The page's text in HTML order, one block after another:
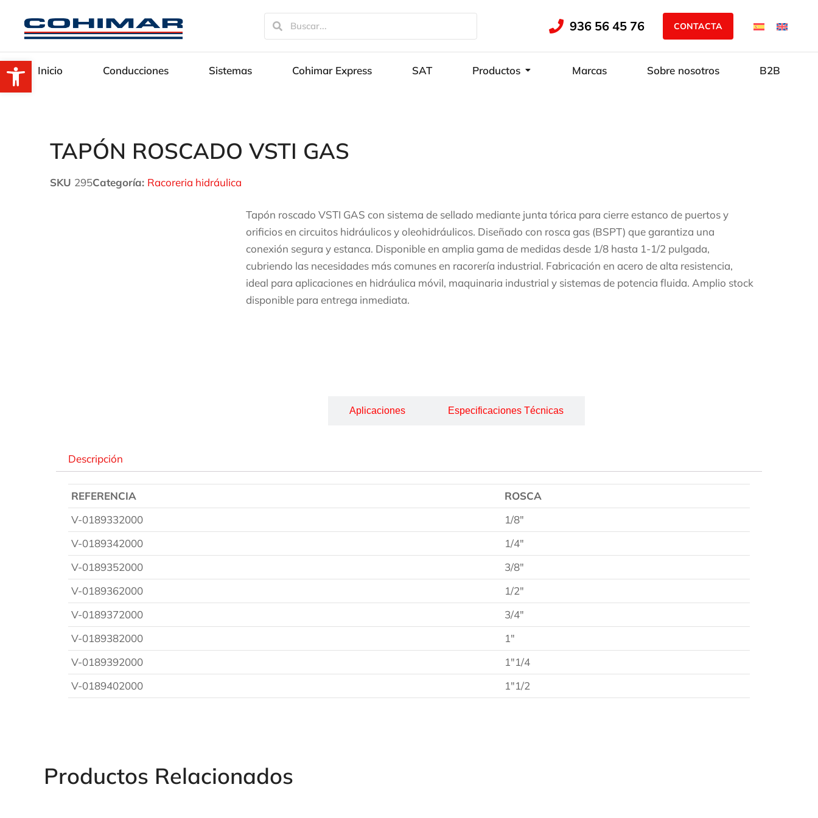
936 56 45 76 CONTACTA
Inicio Conducciones Sistemas Cohimar Express SAT Productos Marcas Sobre nosotros B2B
TAPÓN ROSCADO VSTI GAS
SKU 295Categoría: Racoreria hidráulica
Tapón roscado VSTI GAS con sistema de sellado mediante junta tórica para cierre estanco de puertos y
orificios en circuitos hidráulicos y oleohidráulicos. Diseñado con rosca gas (BSPT) que garantiza una
conexión segura y estanca. Disponible en amplia gama de medidas desde 1/8 hasta 1-1/2 pulgada,
cubriendo las necesidades más comunes en racorería industrial. Fabricación en acero de alta resistencia,
ideal para aplicaciones en hidráulica móvil, maquinaria industrial y sistemas de potencia fluida. Amplio stock
disponible para entrega inmediata.
Aplicaciones Especificaciones Técnicas
Descripción
REFERENCIA
ROSCA
V-0189332000
1/8″
V-0189342000
1/4″
V-0189352000
3/8″
V-0189362000
1/2″
V-0189372000
3/4″
V-0189382000
1″
V-0189392000
1″1/4
V-0189402000
1″1/2
Productos Relacionados
Abrir barra de herramientas